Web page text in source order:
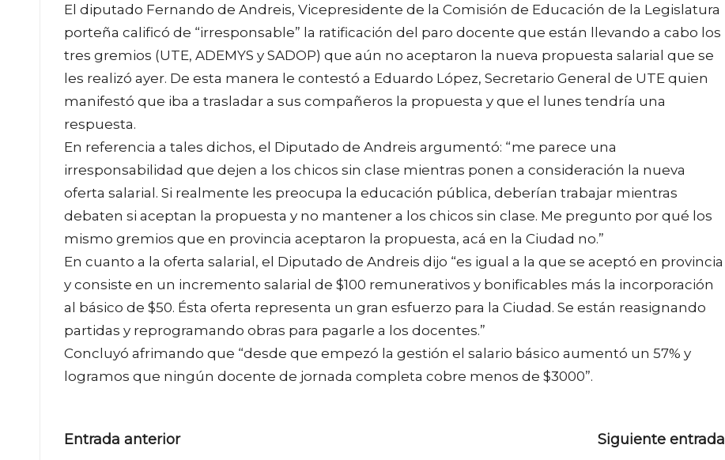
El diputado Fernando de Andreis, Vicepresidente de la Comisión de Educación de la Legislatura
porteña calificó de “irresponsable” la ratificación del paro docente que están llevando a cabo los
tres gremios (UTE, ADEMYS y SADOP) que aún no aceptaron la nueva propuesta salarial que se
les realizó ayer. De esta manera le contestó a Eduardo López, Secretario General de UTE quien
manifestó que iba a trasladar a sus compañeros la propuesta y que el lunes tendría una
respuesta.
En referencia a tales dichos, el Diputado de Andreis argumentó: “me parece una
irresponsabilidad que dejen a los chicos sin clase mientras ponen a consideración la nueva
oferta salarial. Si realmente les preocupa la educación pública, deberían trabajar mientras
debaten si aceptan la propuesta y no mantener a los chicos sin clase. Me pregunto por qué los
mismo gremios que en provincia aceptaron la propuesta, acá en la Ciudad no.”
En cuanto a la oferta salarial, el Diputado de Andreis dijo “es igual a la que se aceptó en provincia
y consiste en un incremento salarial de $100 remunerativos y bonificables más la incorporación
al básico de $50. Ésta oferta representa un gran esfuerzo para la Ciudad. Se están reasignando
partidas y reprogramando obras para pagarle a los docentes.”
Concluyó afrimando que “desde que empezó la gestión el salario básico aumentó un 57% y
logramos que ningún docente de jornada completa cobre menos de $3000”.
Navegación
Entrada anterior Siguiente entrada